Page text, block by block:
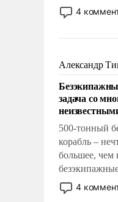
принадлежит,
исключили с
чем она
казалось,
решены раз и
нет, не
4
Александр
задача со
500-тонный
корабль –
большее, чем
применение
стало
4